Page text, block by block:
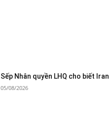
Sếp Nhân quyền LHQ cho biết
05/08/2026